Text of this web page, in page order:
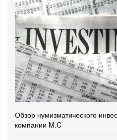
Обзор нумизматического
компании M.C